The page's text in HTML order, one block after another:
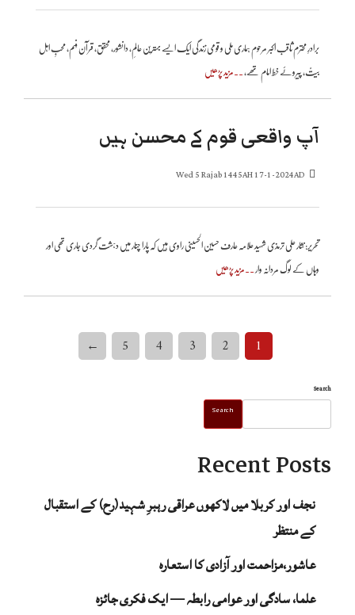
برادرِ محترم ثاقب اکبر مرحوم ہماری ملی و قومی زندگی ایک ایسے بہترین عالمِ، دانشور، محقق، قرآن فہم، محبِ اہل
بیتؑ، پیروئے خط امام تھے، ..مزید پڑھیں
آپ واقعی قوم کے محسن ہیں
Wed 5 Rajab 1445AH 17-1-2024AD
تحریر: نثار علی ترمذی شہید علامہ عارف حسین الحسینی راوی ہیں کہ پارا چنار میں دہشت گردی جاری تھی اور
وہاں کے لوگ مردانہ وار ..مزید پڑھیں
1
2
3
4
5
←
Search
Search
Recent Posts
نجف اور کربلا میں لاکھوں عراقی رہبرِ شہید(رح) کے استقبال
کے منتظر
عاشور،مزاحمت اور آزادی کا استعارہ
علما، سادگی اور عوامی رابطہ — ایک فکری جائزہ